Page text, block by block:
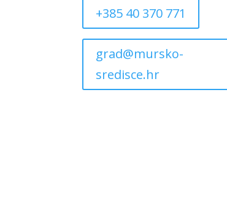
+385 40 370 771
grad@mursko-
sredisce.hr